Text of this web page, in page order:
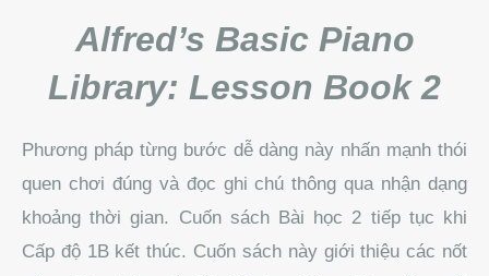
Alfred’s Basic Piano
Library: Lesson Book 2
Phương pháp từng bước dễ dàng này nhấn mạnh thói
quen chơi đúng và đọc ghi chú thông qua nhận dạng
khoảng thời gian. Cuốn sách Bài học 2 tiếp tục khi
Cấp độ 1B kết thúc. Cuốn sách này giới thiệu các nốt